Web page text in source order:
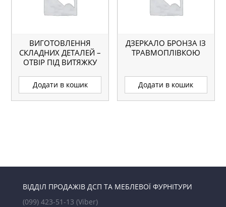
ВИГОТОВЛЕННЯ
СКЛАДНИХ ДЕТАЛЕЙ –
ОТВІР ПІД ВИТЯЖКУ
Додати в кошик
ДЗЕРКАЛО БРОНЗА ІЗ
ТРАВМОПЛІВКОЮ
Додати в кошик
ВІДДІЛ ПРОДАЖІВ ДСП ТА МЕБЛЕВОЇ ФУРНІТУРИ
(099) 423-51-13 (Viber)